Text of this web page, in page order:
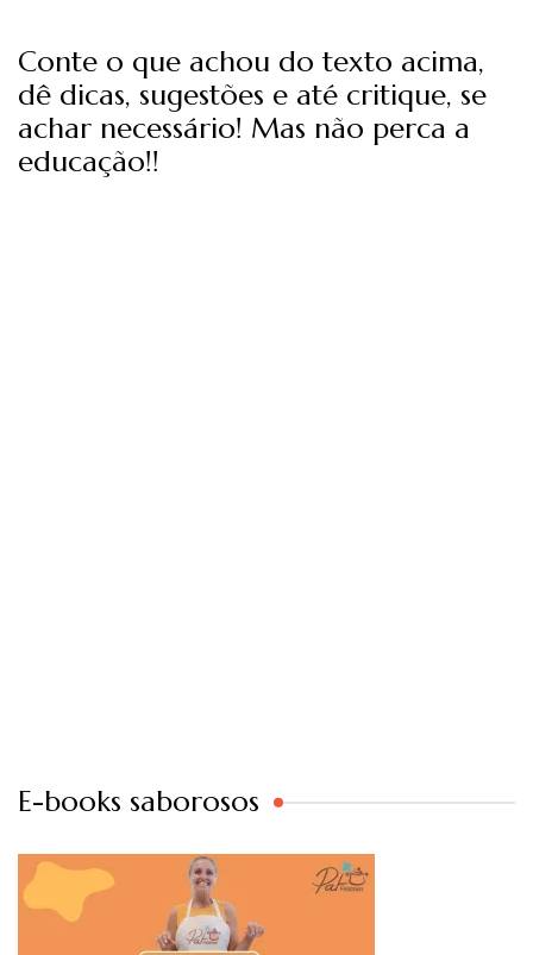
Conte o que achou do texto acima,
dê dicas, sugestões e até critique, se
achar necessário! Mas não perca a
educação!!
E-books saborosos